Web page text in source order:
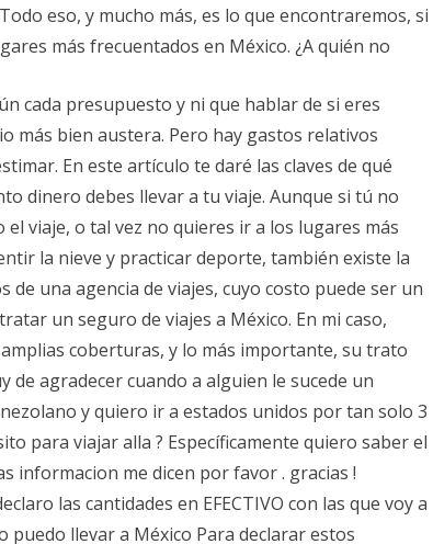
eso, y mucho más, es lo que encontraremos, si
más frecuentados en México. ¿A quién no
cada presupuesto y ni que hablar de si eres
más bien austera. Pero hay gastos relativos
En este artículo te daré las claves de qué
dinero debes llevar a tu viaje. Aunque si tú no
viaje, o tal vez no quieres ir a los lugares más
la nieve y practicar deporte, también existe la
de una agencia de viajes, cuyo costo puede ser un
un seguro de viajes a México. En mi caso,
coberturas, y lo más importante, su trato
agradecer cuando a alguien le sucede un
y quiero ir a estados unidos por tan solo 3
para viajar alla ? Específicamente quiero saber el
informacion me dicen por favor . gracias !
las cantidades en EFECTIVO con las que voy a
puedo llevar a México Para declarar estos